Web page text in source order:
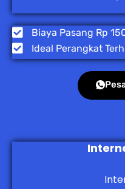
Biaya Pasang Rp
Ideal Perangkat